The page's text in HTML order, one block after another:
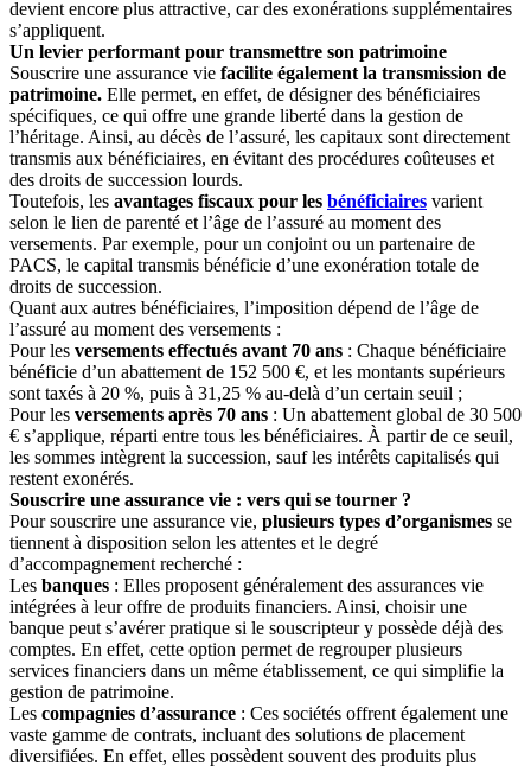
devient encore plus attractive, car des exonérations supplémentaires
s’appliquent.
Un levier performant pour transmettre son patrimoine
Souscrire une assurance vie facilite également la transmission de
patrimoine. Elle permet, en effet, de désigner des bénéficiaires
spécifiques, ce qui offre une grande liberté dans la gestion de
l’héritage. Ainsi, au décès de l’assuré, les capitaux sont directement
transmis aux bénéficiaires, en évitant des procédures coûteuses et
des droits de succession lourds.
Toutefois, les avantages fiscaux pour les bénéficiaires varient
selon le lien de parenté et l’âge de l’assuré au moment des
versements. Par exemple, pour un conjoint ou un partenaire de
PACS, le capital transmis bénéficie d’une exonération totale de
droits de succession.
Quant aux autres bénéficiaires, l’imposition dépend de l’âge de
l’assuré au moment des versements :
Pour les versements effectués avant 70 ans : Chaque bénéficiaire
bénéficie d’un abattement de 152 500 €, et les montants supérieurs
sont taxés à 20 %, puis à 31,25 % au-delà d’un certain seuil ;
Pour les versements après 70 ans : Un abattement global de 30 500
€ s’applique, réparti entre tous les bénéficiaires. À partir de ce seuil,
les sommes intègrent la succession, sauf les intérêts capitalisés qui
restent exonérés.
Souscrire une assurance vie : vers qui se tourner ?
Pour souscrire une assurance vie, plusieurs types d’organismes se
tiennent à disposition selon les attentes et le degré
d’accompagnement recherché :
Les banques : Elles proposent généralement des assurances vie
intégrées à leur offre de produits financiers. Ainsi, choisir une
banque peut s’avérer pratique si le souscripteur y possède déjà des
comptes. En effet, cette option permet de regrouper plusieurs
services financiers dans un même établissement, ce qui simplifie la
gestion de patrimoine.
Les compagnies d’assurance : Ces sociétés offrent également une
vaste gamme de contrats, incluant des solutions de placement
diversifiées. En effet, elles possèdent souvent des produits plus